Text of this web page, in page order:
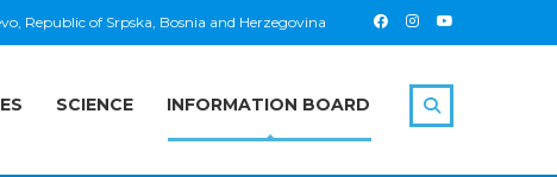
Republic of Srpska, Bosnia and Herzegovina
SCIENCE INFORMATION BOARD